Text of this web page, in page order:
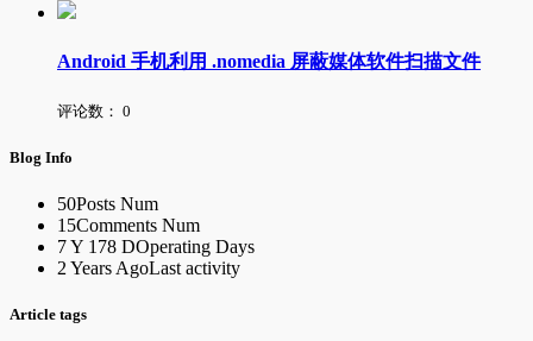
Android 手机利用 .nomedia 屏蔽媒体软件扫描文件
评论数： 0
Blog Info
50Posts Num
15Comments Num
7 Y 178 DOperating Days
2 Years AgoLast activity
Article tags